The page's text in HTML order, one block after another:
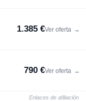
1.385 €Ver oferta →
790 €Ver oferta →
Enlaces de afiliación